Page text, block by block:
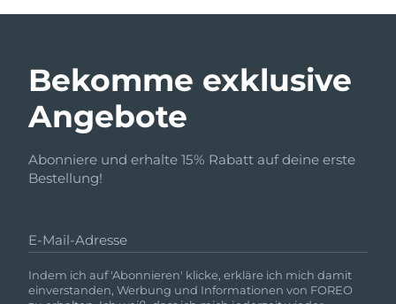
Bekomme exklusive
Angebote
Abonniere und erhalte 15% Rabatt auf deine erste
Bestellung!
E-Mail-Adresse
Indem ich auf 'Abonnieren' klicke, erkläre ich mich damit
einverstanden, Werbung und Informationen von FOREO